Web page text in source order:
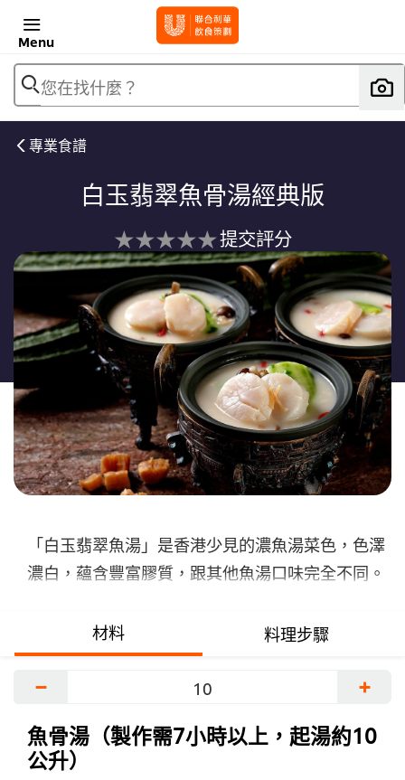
Menu
您在找什麼？
專業食譜
白玉翡翠魚骨湯經典版
没
有
为
这
个
recipe
提
交
评
级
提交評分
「白玉翡翠魚湯」是香港少見的濃魚湯菜色，色澤
濃白，蘊含豐富膠質，跟其他魚湯口味完全不同。
材料 料理步驟
− +
魚骨湯（製作需7小時以上，起湯約10
公升）